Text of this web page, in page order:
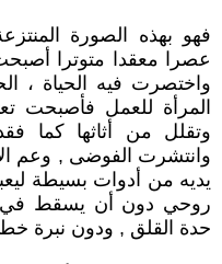
فهو بهذه الصورة
عصرا معقدا متوترا
واختصرت فيه الحياة ،
المرأة للعمل فأصبحت
وتقلل من أثاثها كما
وانتشرت الفوضى , وعم
يديه من أدوات بسيطة
روحي دون أن يسقط في
حدة القلق , ودون نبرة